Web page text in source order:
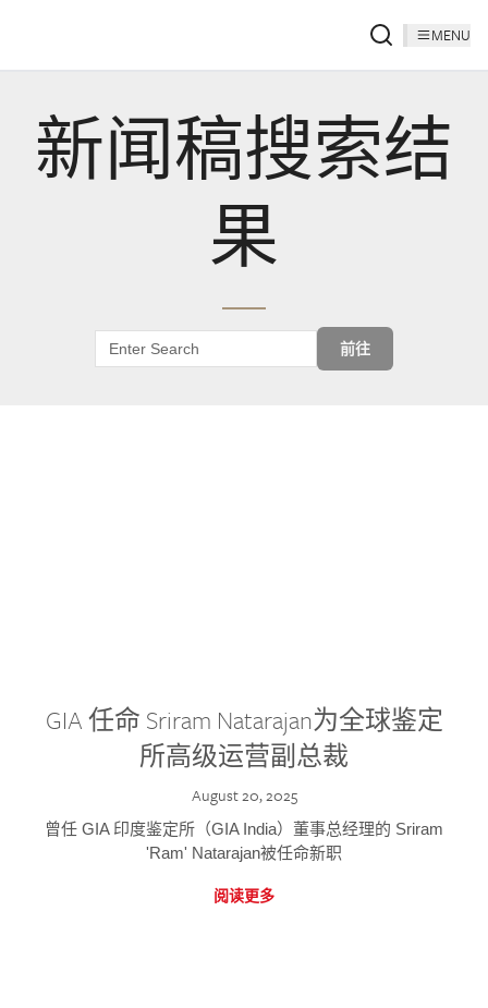
MENU
新闻稿搜索结
果
前往
GIA 任命 Sriram Natarajan为全球鉴定
所高级运营副总裁
August 20, 2025
曾任 GIA 印度鉴定所（GIA India）董事总经理的 Sriram
'Ram' Natarajan被任命新职
阅读更多